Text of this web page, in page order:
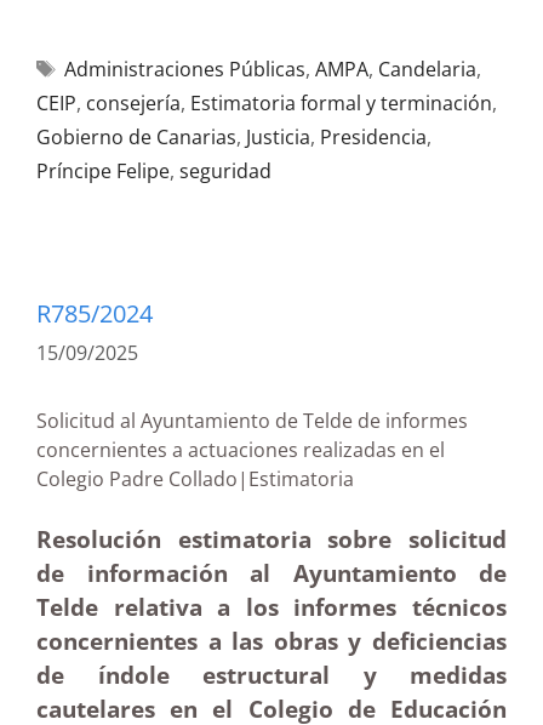
Administraciones Públicas, AMPA, Candelaria,
CEIP, consejería, Estimatoria formal y terminación,
Gobierno de Canarias, Justicia, Presidencia,
Príncipe Felipe, seguridad
R785/2024
15/09/2025
Solicitud al Ayuntamiento de Telde de informes
concernientes a actuaciones realizadas en el
Colegio Padre Collado|Estimatoria
Resolución estimatoria sobre solicitud
de información al Ayuntamiento de
Telde relativa a los informes técnicos
concernientes a las obras y deficiencias
de índole estructural y medidas
cautelares en el Colegio de Educación